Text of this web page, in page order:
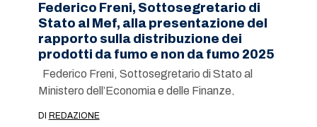
Federico Freni, Sottosegretario di
Stato al Mef, alla presentazione del
rapporto sulla distribuzione dei
prodotti da fumo e non da fumo 2025
Federico Freni, Sottosegretario di Stato al
Ministero dell’Economia e delle Finanze,
DI REDAZIONE